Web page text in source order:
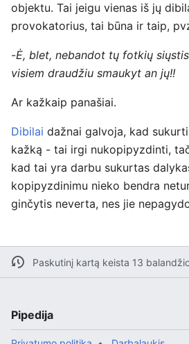
objektu. Tai jeigu vienas iš jų
provokatorius, tai būna ir taip,
-Ė, blet, nebandot tų fotkių
visiem draudžiu smaukyt an jų!!
Ar kažkaip panašiai.
Dibilai dažnai galvoja, kad
kažką - tai irgi nukopipyzdinti,
kad tai yra darbu sukurtas
kopipyzdinimu nieko bendra
ginčytis neverta, nes jie
Paskutinį kartą keista 13
Pipedija